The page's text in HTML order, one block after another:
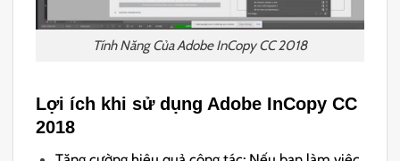
Tính Năng Của Adobe InCopy CC 2018
Lợi ích khi sử dụng Adobe InCopy CC
2018